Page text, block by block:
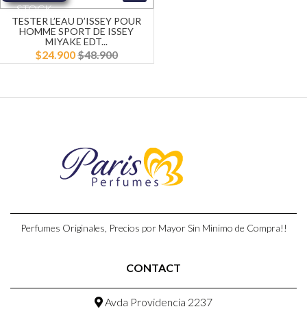
STOCK
TESTER L’EAU D’ISSEY POUR
HOMME SPORT DE ISSEY
MIYAKE EDT...
$24.900$48.900
Perfumes Originales, Precios por Mayor Sin Minimo de Compra!!
CONTACT
Avda Providencia 2237